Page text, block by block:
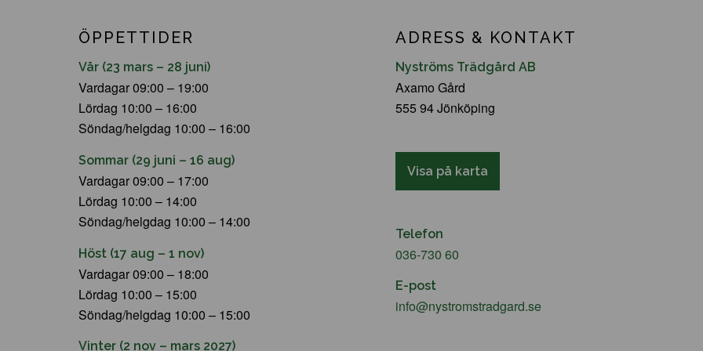
ÖPPETTIDER
Vår (23 mars – 28 juni)
Vardagar 09:00 – 19:00
Lördag 10:00 – 16:00
Söndag/helgdag 10:00 – 16:00
Sommar (29 juni – 16 aug)
Vardagar 09:00 – 17:00
Lördag 10:00 – 14:00
Söndag/helgdag 10:00 – 14:00
Höst (17 aug – 1 nov)
Vardagar 09:00 – 18:00
Lördag 10:00 – 15:00
Söndag/helgdag 10:00 – 15:00
Vinter (2 nov – mars 2027)
ADRESS & KONTAKT
Nyströms Trädgård AB
Axamo Gård
555 94 Jönköping
Visa på karta
Telefon
036-730 60
E-post
info@nystromstradgard.se